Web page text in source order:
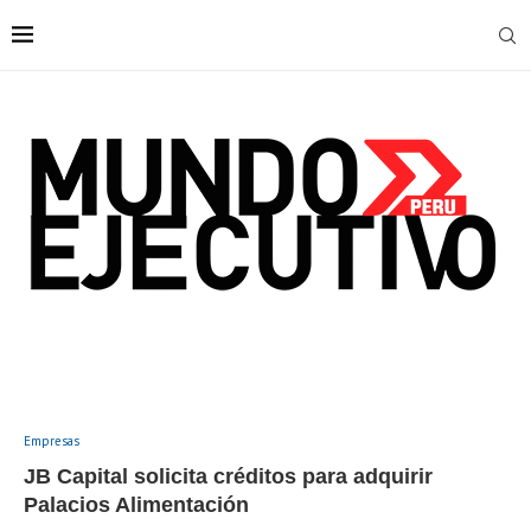
Empresas
JB Capital solicita créditos para adquirir
Palacios Alimentación